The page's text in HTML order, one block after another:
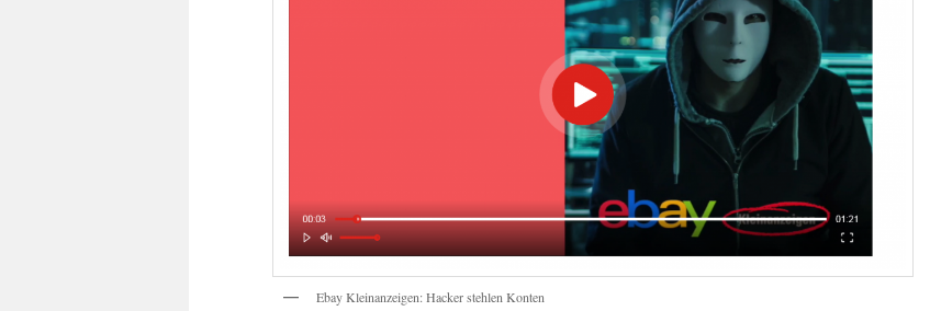
Ebay Kleinanzeigen: Hacker stehlen Konten